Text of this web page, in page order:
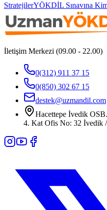
StratejilerYÖKDİL Sınavına
İletişim Merkezi (09.00 - 22.00)
0(312) 911 37 15
0(850) 302 67 15
destek@uzmandil.com
Hacettepe İvedik
4. Kat Ofis No: 32